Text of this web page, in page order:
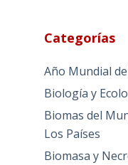
Categorías
Año Mundial
Biología y
Biomas del
Los Países
Biomasa y